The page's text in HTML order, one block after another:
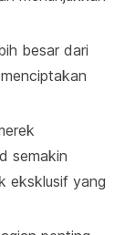
besar dari
semakin
eksklusif yang